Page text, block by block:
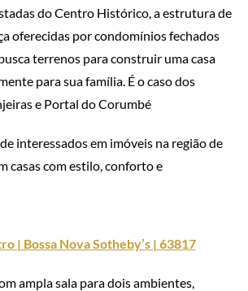
do Centro Histórico, a estrutura de
oferecidas por condomínios fechados
terrenos para construir uma casa
para sua família. É o caso dos
e Portal do Corumbé
interessados em imóveis na região de
casas com estilo, conforto e
| Bossa Nova Sotheby’s | 63817
ampla sala para dois ambientes,